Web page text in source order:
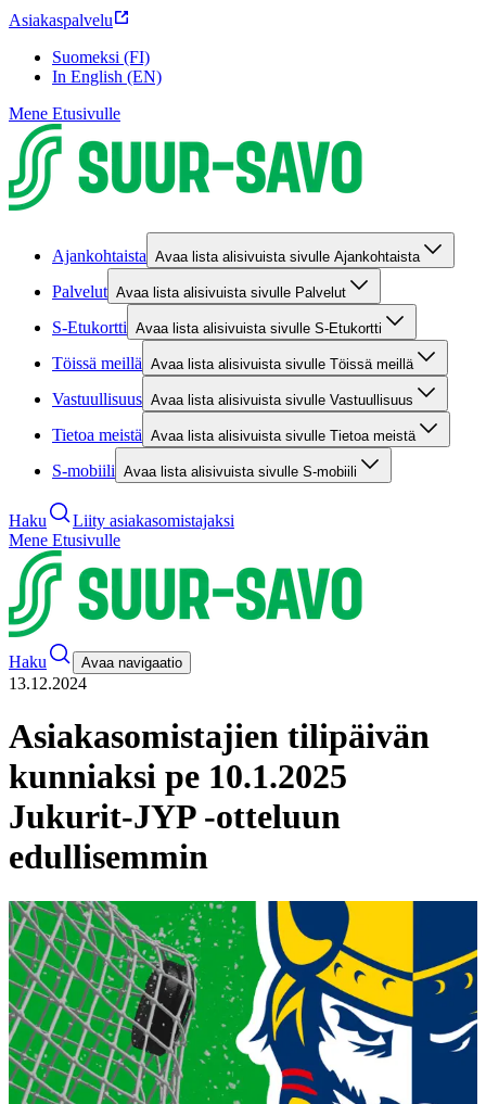
Asiakaspalvelu
Suomeksi (FI)
In English (EN)
Mene Etusivulle
Ajankohtaista Avaa lista alisivuista sivulle Ajankohtaista
Palvelut Avaa lista alisivuista sivulle Palvelut
S-Etukortti Avaa lista alisivuista sivulle S-Etukortti
Töissä meillä Avaa lista alisivuista sivulle Töissä meillä
Vastuullisuus Avaa lista alisivuista sivulle Vastuullisuus
Tietoa meistä Avaa lista alisivuista sivulle Tietoa meistä
S-mobiili Avaa lista alisivuista sivulle S-mobiili
Haku
Liity asiakasomistajaksi
Mene Etusivulle
Haku Avaa navigaatio
13.12.2024
Asiakasomistajien tilipäivän
kunniaksi pe 10.1.2025
Jukurit-JYP -otteluun
edullisemmin